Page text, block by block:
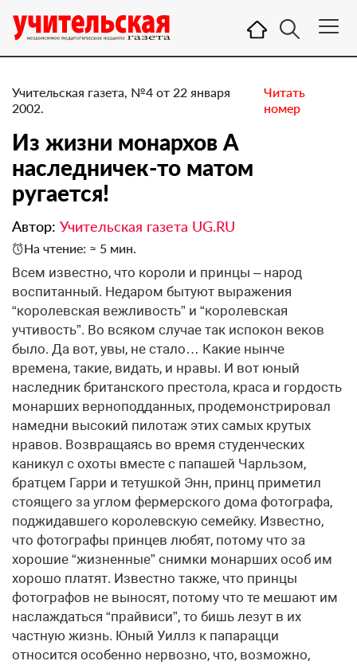
Учительская газета, №4 от 22 января
2002.
Читать
номер
Из жизни монархов А
наследничек-то матом
ругается!
Автор: Учительская газета UG.RU
На чтение: ≈ 5 мин.
Всем известно, что короли и принцы – народ
воспитанный. Недаром бытуют выражения
“королевская вежливость” и “королевская
учтивость”. Во всяком случае так испокон веков
было. Да вот, увы, не стало… Какие нынче
времена, такие, видать, и нравы. И вот юный
наследник британского престола, краса и гордость
монарших верноподданных, продемонстрировал
намедни высокий пилотаж этих самых крутых
нравов. Возвращаясь во время студенческих
каникул с охоты вместе с папашей Чарльзом,
братцем Гарри и тетушкой Энн, принц приметил
стоящего за углом фермерского дома фотографа,
поджидавшего королевскую семейку. Известно,
что фотографы принцев любят, потому что за
хорошие “жизненные” снимки монарших особ им
хорошо платят. Известно также, что принцы
фотографов не выносят, потому что те мешают им
наслаждаться “прайвиси”, то бишь лезут в их
частную жизнь. Юный Уиллз к папарацци
относится особенно нервозно, что, возможно,